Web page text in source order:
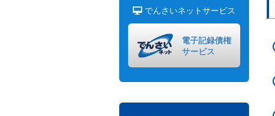
でんさいネットサービス
電子記録債権
サービス